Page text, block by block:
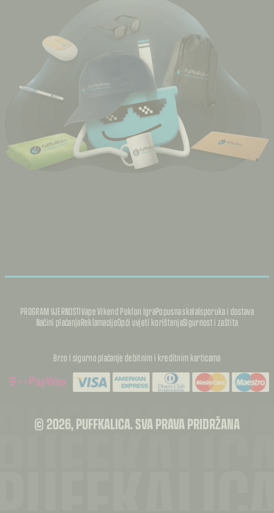
PROGRAM VJERNOSTIVape Vikend Poklon IgraPopusna skalaIsporuka i dostava
Načini plaćanjaReklamacijeOpći uvjeti korištenjaSigurnost i zaštita
Brzo i sigurno plaćanje debitnim i kreditnim karticama
© 2026, PUFFKALICA. SVA PRAVA PRIDRŽANA